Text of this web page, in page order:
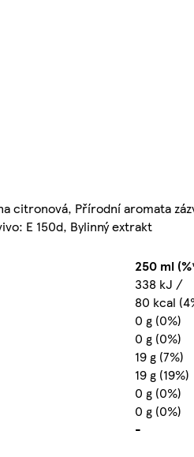
citronová, Přírodní aromata
E 150d, Bylinný extrakt
250 ml
338 kJ /
80 kcal
0 g (0%)
0 g (0%)
19 g (7%)
19 g (19%)
0 g (0%)
0 g (0%)
-